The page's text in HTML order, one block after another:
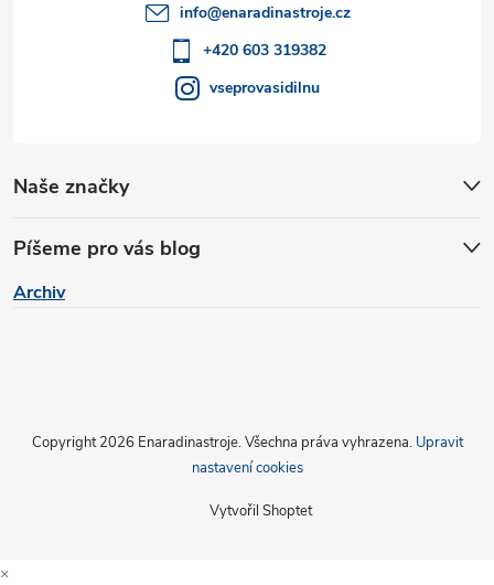
Naše značky
Píšeme pro vás blog
Archiv
info@enaradinastroje.cz
+420 603 319382
vseprovasidilnu
Vytvořil Shoptet
Copyright 2026 Enaradinastroje. Všechna práva vyhrazena. Upravit
nastavení cookies
×